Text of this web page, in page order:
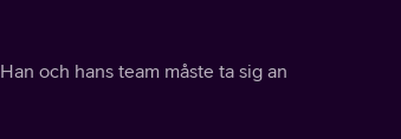
och hans team måste ta sig an